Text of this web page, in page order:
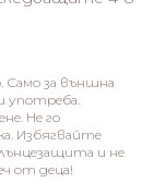
Само за външна
употреба.
Не го
Избягвайте
и не
от деца!